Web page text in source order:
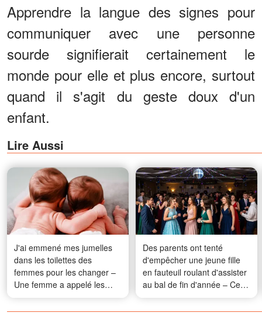
Apprendre la langue des signes pour
communiquer avec une personne
sourde signifierait certainement le
monde pour elle et plus encore, surtout
quand il s'agit du geste doux d'un
enfant.
Lire Aussi
J'ai emmené mes jumelles
dans les toilettes des
femmes pour les changer –
Une femme a appelé les
forces de l'ordre, mais l'a
regretté aussitôt
Des parents ont tenté
d'empêcher une jeune fille
en fauteuil roulant d'assister
au bal de fin d'année – Ce
qui s'est passé ce soir-là
n'était rien d'autre que le